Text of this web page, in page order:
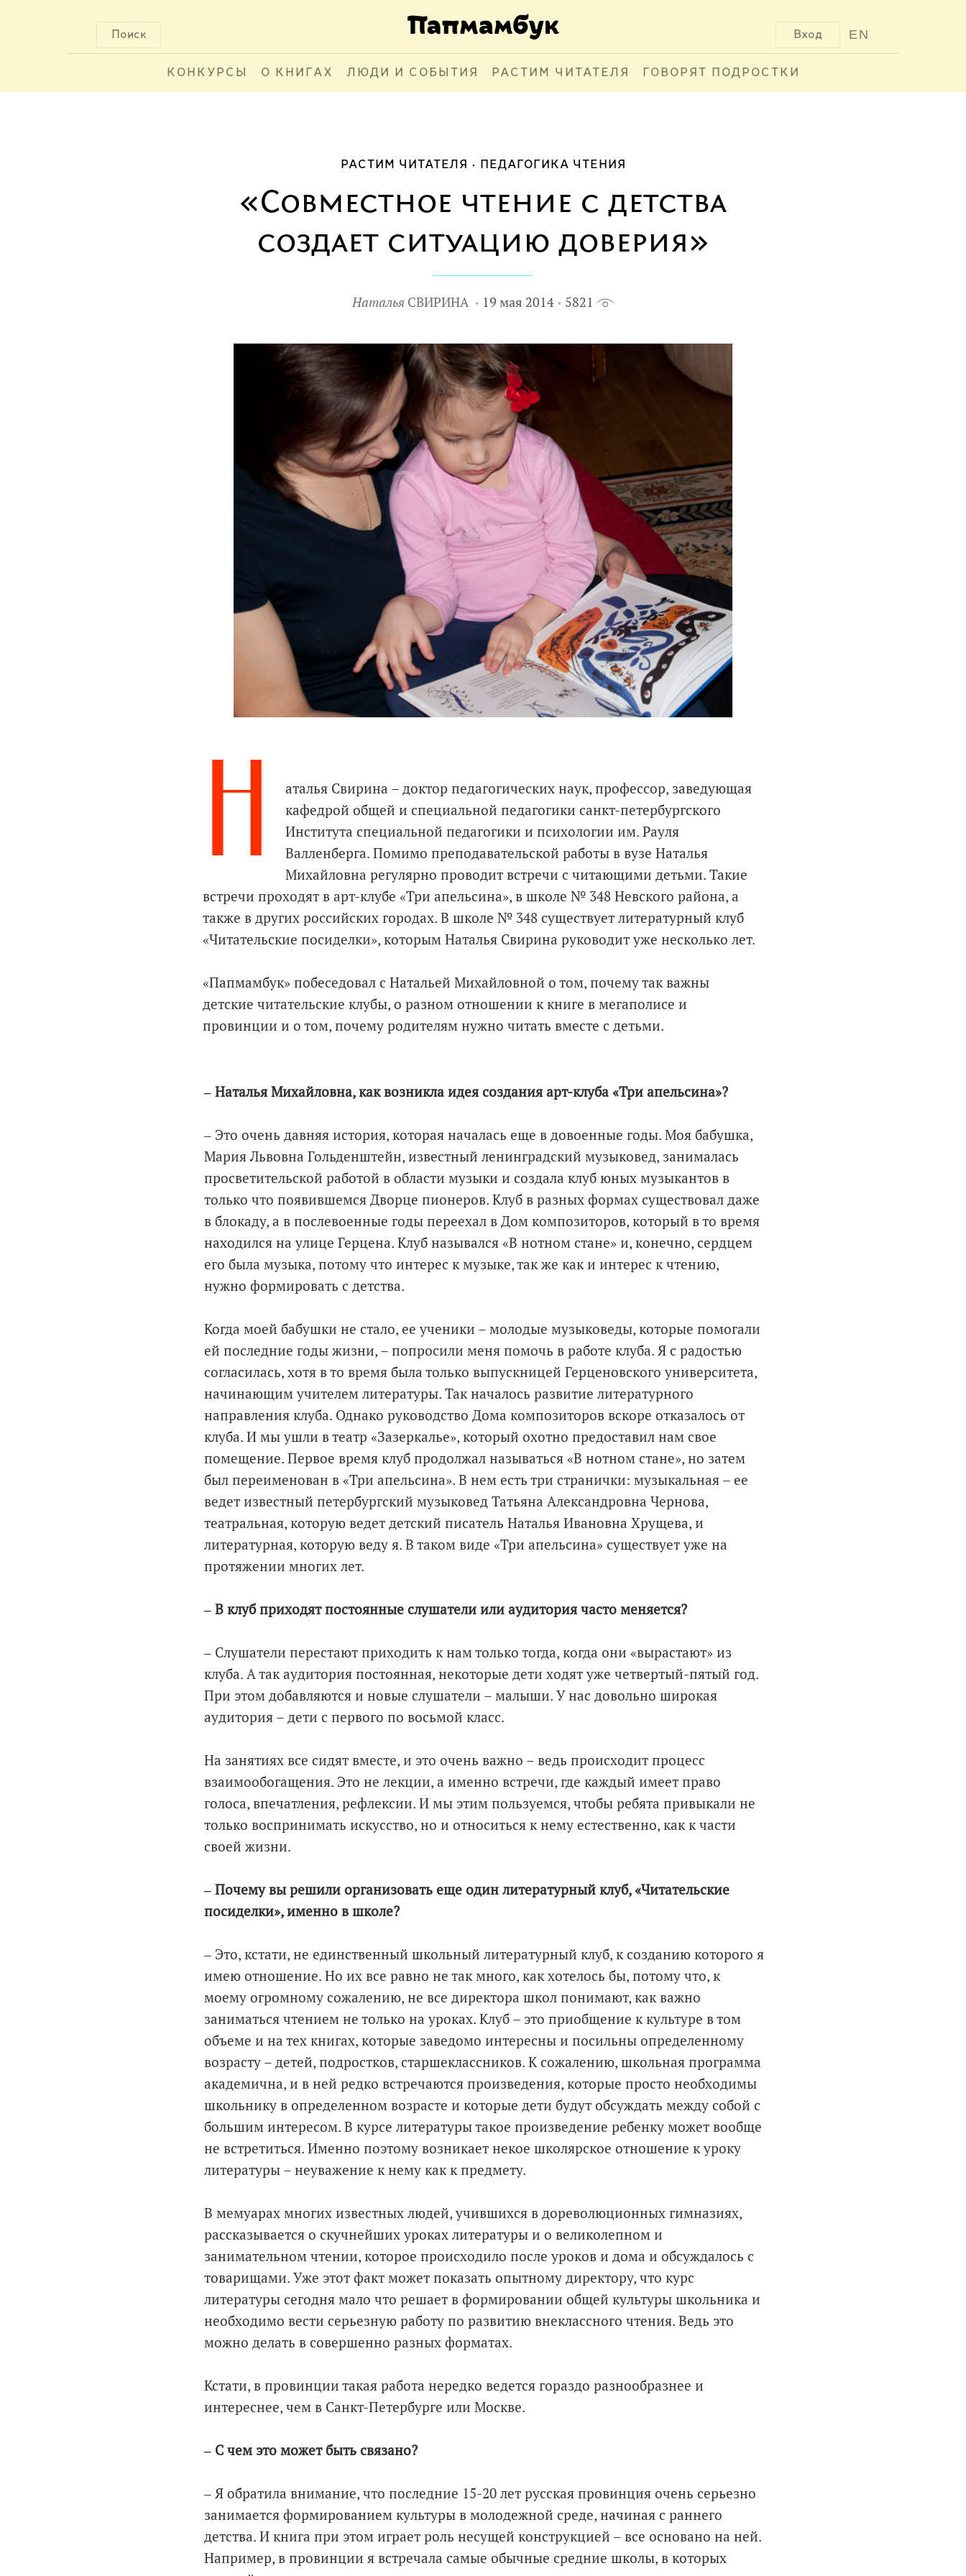
Поиск EN
Вход
КОНКУРСЫ О КНИГАХ ЛЮДИ И СОБЫТИЯ РАСТИМ ЧИТАТЕЛЯ ГОВОРЯТ ПОДРОСТКИ
РАСТИМ ЧИТАТЕЛЯ ПЕДАГОГИКА ЧТЕНИЯ
«Совместное чтение с детства
создает ситуацию доверия»
Наталья СВИРИНА 19 мая 2014 5821
Н
аталья Свирина – доктор педагогических наук, профессор, заведующая
кафедрой общей и специальной педагогики санкт-петербургского
Института специальной педагогики и психологии им. Рауля
Валленберга. Помимо преподавательской работы в вузе Наталья
Михайловна регулярно проводит встречи с читающими детьми. Такие
встречи проходят в арт-клубе «Три апельсина», в школе № 348 Невского района, а
также в других российских городах. В школе № 348 существует литературный клуб
«Читательские посиделки», которым Наталья Свирина руководит уже несколько лет.
«Папмамбук» побеседовал с Натальей Михайловной о том, почему так важны
детские читательские клубы, о разном отношении к книге в мегаполисе и
провинции и о том, почему родителям нужно читать вместе с детьми.
‒ Наталья Михайловна, как возникла идея создания арт-клуба «Три апельсина»?
‒ Это очень давняя история, которая началась еще в довоенные годы. Моя бабушка,
Мария Львовна Гольденштейн, известный ленинградский музыковед, занималась
просветительской работой в области музыки и создала клуб юных музыкантов в
только что появившемся Дворце пионеров. Клуб в разных формах существовал даже
в блокаду, а в послевоенные годы переехал в Дом композиторов, который в то время
находился на улице Герцена. Клуб назывался «В нотном стане» и, конечно, сердцем
его была музыка, потому что интерес к музыке, так же как и интерес к чтению,
нужно формировать с детства.
Когда моей бабушки не стало, ее ученики – молодые музыковеды, которые помогали
ей последние годы жизни, – попросили меня помочь в работе клуба. Я с радостью
согласилась, хотя в то время была только выпускницей Герценовского университета,
начинающим учителем литературы. Так началось развитие литературного
направления клуба. Однако руководство Дома композиторов вскоре отказалось от
клуба. И мы ушли в театр «Зазеркалье», который охотно предоставил нам свое
помещение. Первое время клуб продолжал называться «В нотном стане», но затем
был переименован в «Три апельсина». В нем есть три странички: музыкальная – ее
ведет известный петербургский музыковед Татьяна Александровна Чернова,
театральная, которую ведет детский писатель Наталья Ивановна Хрущева, и
литературная, которую веду я. В таком виде «Три апельсина» существует уже на
протяжении многих лет.
‒ В клуб приходят постоянные слушатели или аудитория часто меняется?
‒ Слушатели перестают приходить к нам только тогда, когда они «вырастают» из
клуба. А так аудитория постоянная, некоторые дети ходят уже четвертый-пятый год.
При этом добавляются и новые слушатели – малыши. У нас довольно широкая
аудитория – дети с первого по восьмой класс.
На занятиях все сидят вместе, и это очень важно – ведь происходит процесс
взаимообогащения. Это не лекции, а именно встречи, где каждый имеет право
голоса, впечатления, рефлексии. И мы этим пользуемся, чтобы ребята привыкали не
только воспринимать искусство, но и относиться к нему естественно, как к части
своей жизни.
‒ Почему вы решили организовать еще один литературный клуб, «Читательские
посиделки», именно в школе?
‒ Это, кстати, не единственный школьный литературный клуб, к созданию которого я
имею отношение. Но их все равно не так много, как хотелось бы, потому что, к
моему огромному сожалению, не все директора школ понимают, как важно
заниматься чтением не только на уроках. Клуб – это приобщение к культуре в том
объеме и на тех книгах, которые заведомо интересны и посильны определенному
возрасту – детей, подростков, старшеклассников. К сожалению, школьная программа
академична, и в ней редко встречаются произведения, которые просто необходимы
школьнику в определенном возрасте и которые дети будут обсуждать между собой с
большим интересом. В курсе литературы такое произведение ребенку может вообще
не встретиться. Именно поэтому возникает некое школярское отношение к уроку
литературы – неуважение к нему как к предмету.
В мемуарах многих известных людей, учившихся в дореволюционных гимназиях,
рассказывается о скучнейших уроках литературы и о великолепном и
занимательном чтении, которое происходило после уроков и дома и обсуждалось с
товарищами. Уже этот факт может показать опытному директору, что курс
литературы сегодня мало что решает в формировании общей культуры школьника и
необходимо вести серьезную работу по развитию внеклассного чтения. Ведь это
можно делать в совершенно разных форматах.
Кстати, в провинции такая работа нередко ведется гораздо разнообразнее и
интереснее, чем в Санкт-Петербурге или Москве.
‒ С чем это может быть связано?
‒ Я обратила внимание, что последние 15-20 лет русская провинция очень серьезно
занимается формированием культуры в молодежной среде, начиная с раннего
детства. И книга при этом играет роль несущей конструкцией – все основано на ней.
Например, в провинции я встречала самые обычные средние школы, в которых